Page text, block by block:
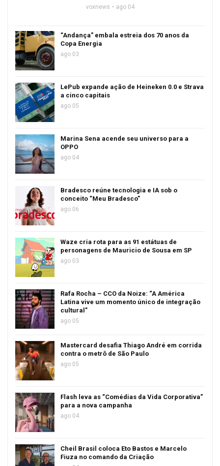
voxnews ago 04
“Andança” embala estreia dos 70 anos da
Copa Energia
ago 03
LePub expande ação de Heineken 0.0 e Strava
a cinco capitais
ago 05
Marina Sena acende seu universo para a
OPPO
ago 04
Bradesco reúne tecnologia e IA sob o
conceito “Meu Bradesco”
ago 06
Waze cria rota para as 91 estátuas de
personagens de Mauricio de Sousa em SP
ago 03
Rafa Rocha – CCO da Noize: “A América
Latina vive um momento único de integração
cultural”
ago 05
Mastercard desafia Thiago André em corrida
contra o metrô de São Paulo
ago 05
Flash leva as “Comédias da Vida Corporativa”
para a nova campanha
ago 04
Cheil Brasil coloca Eto Bastos e Marcelo
Fiuza no comando da Criação